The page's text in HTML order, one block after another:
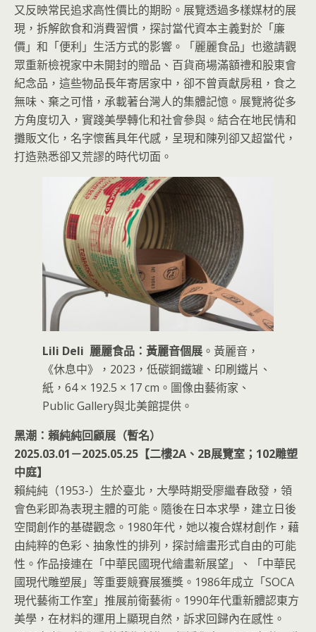
又反映常民追求高性價比的期盼。展覽透過多樣媒材的展
現，拆解飲食和消費習慣，探討當代資本主義對於「廉
價」和「便利」生活方式的影響。「麗麗食品」也邀請觀
眾重新檢視家中未開封的贈品、百貨商場滿額禮和股東會
紀念品，這些物品長年寄居家中，卻不曾貢獻房租，食之
無味、棄之可惜，承載著台灣人的集體記憶。展覽將從多
方角度切入，實踐美學轉化和社會參與。結合在地民情和
攤販文化，名字懷舊具年代感，呈現和陳列卻又超當代，
打造熟悉卻又荒謬的時代切面。
Lili Deli 麗麗食品：黃麗音個展 。黃麗音，
《休息中》，2023，低碳鋼鐵罐、印刷鐵片、
紙，64 × 192.5 × 17 cm。圖像由藝術家、
Public Gallery與北美館提供。
黑潮：賴純純回顧展（暫名）
2025.03.01－2025.05.25【二樓2A、2B展覽室；102雕塑
中庭】
賴純純（1953-）生於臺北，大學時期受廖繼春啟發，領
會色彩即為表現主體的可能。隨後在日本求學，建立日後
空間創作的基礎觀念。1980年代，她以複合媒材創作，藉
由純粹的色彩、抽象性的排列，探討繪畫形式自由的可能
性。作品接連在「中華民國現代繪畫新展望」、「中華民
國現代雕塑展」等重要競賽展獲獎。1986年成立「SOCA
現代藝術工作室」推展前衛藝術。1990年代重新體認東方
美學，在材料的運用上顯現自然，訴求回歸內在感性。